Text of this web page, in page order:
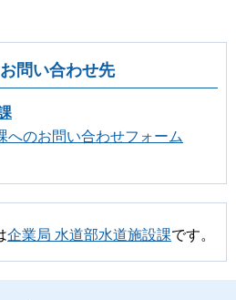
問い合わせ先
へのお問い合わせフォーム
企業局 水道部水道施設課です。